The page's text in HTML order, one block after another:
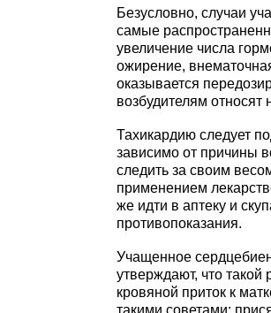
Безусловно, случаи
самые
увеличение числа
ожирение,
оказывается
возбудителям
Тахикардию следует
зависимо от причины
следить за своим
применением
же идти в аптеку и
противопоказания.
Учащенное
утверждают, что
кровяной приток к
такими советами: